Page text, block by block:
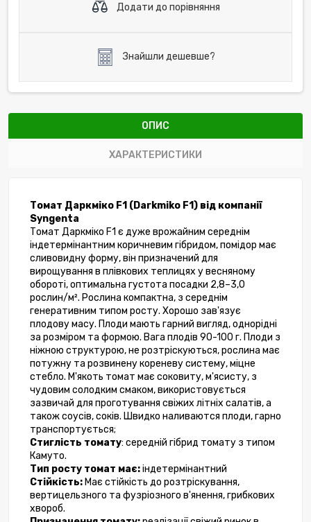
Додати до порівняння
Знайшли дешевше?
ОПИС
ХАРАКТЕРИСТИКИ
Томат Даркміко F1 (Darkmiko F1) від компанії
Syngenta
Томат Даркміко F1 є дуже врожайним середнім
індетермінантним коричневим гібридом, помідор має
сливовидну форму, він призначений для
вирощування в плівкових теплицях у весняному
обороті, оптимальна густота посадки 2,8–3,0
рослин/м². Рослина компактна, з середнім
генеративним типом росту. Хорошо зав'язує
плодову масу. Плоди мають гарний вигляд, однорідні
за розміром та формою. Вага плодів 90-100 г. Плоди з
ніжною структурою, не розтріскуються, рослина має
потужну та розвинену кореневу систему, міцне
стебло. М'якоть томат має соковиту, м'ясисту, з
чудовим солодким смаком, використовується
зазвичай для проготування свіжих літніх салатів, а
також соусів, соків. Швидко наливаются плоди, гарно
транспортується;
Стиглість томату: середній гібрид томату з типом
Камуто.
Тип росту томат має: індетермінантний
Стійкість: Має стійкість до розтріскування,
вертицельзного та фузріозного в'янення, грибкових
хвороб.